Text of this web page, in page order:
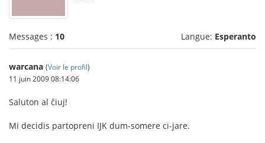
Messages : 10 Langue: Esperanto
warcana (Voir le profil)
11 juin 2009 08:14:06
Saluton al ĉiuj!
Mi decidis partopreni IJK dum-somere ci-jare.